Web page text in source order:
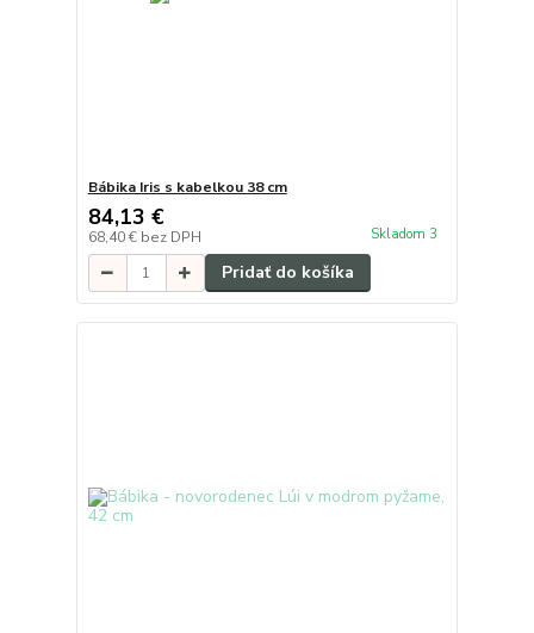
Bábika Iris s kabelkou 38 cm
84,13 €
68,40 € bez DPH Skladom 3
Pridať do košíka